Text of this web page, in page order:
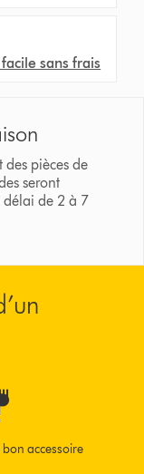
sans frais
des pièces de
seront
délai de 2 à 7
bon accessoire